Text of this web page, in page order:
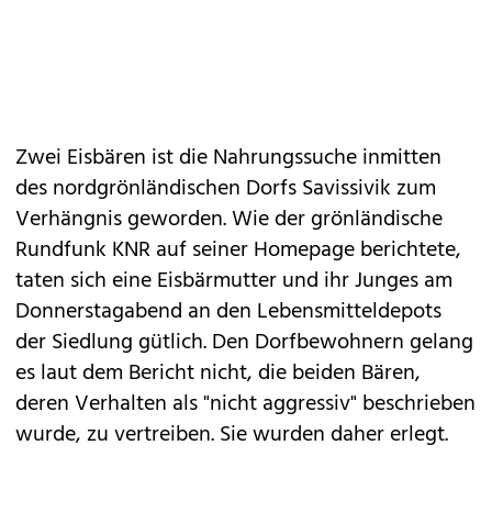
Zwei Eisbären ist die Nahrungssuche inmitten
des nordgrönländischen Dorfs Savissivik zum
Verhängnis geworden. Wie der grönländische
Rundfunk KNR auf seiner Homepage berichtete,
taten sich eine Eisbärmutter und ihr Junges am
Donnerstagabend an den Lebensmitteldepots
der Siedlung gütlich. Den Dorfbewohnern gelang
es laut dem Bericht nicht, die beiden Bären,
deren Verhalten als "nicht aggressiv" beschrieben
wurde, zu vertreiben. Sie wurden daher erlegt.